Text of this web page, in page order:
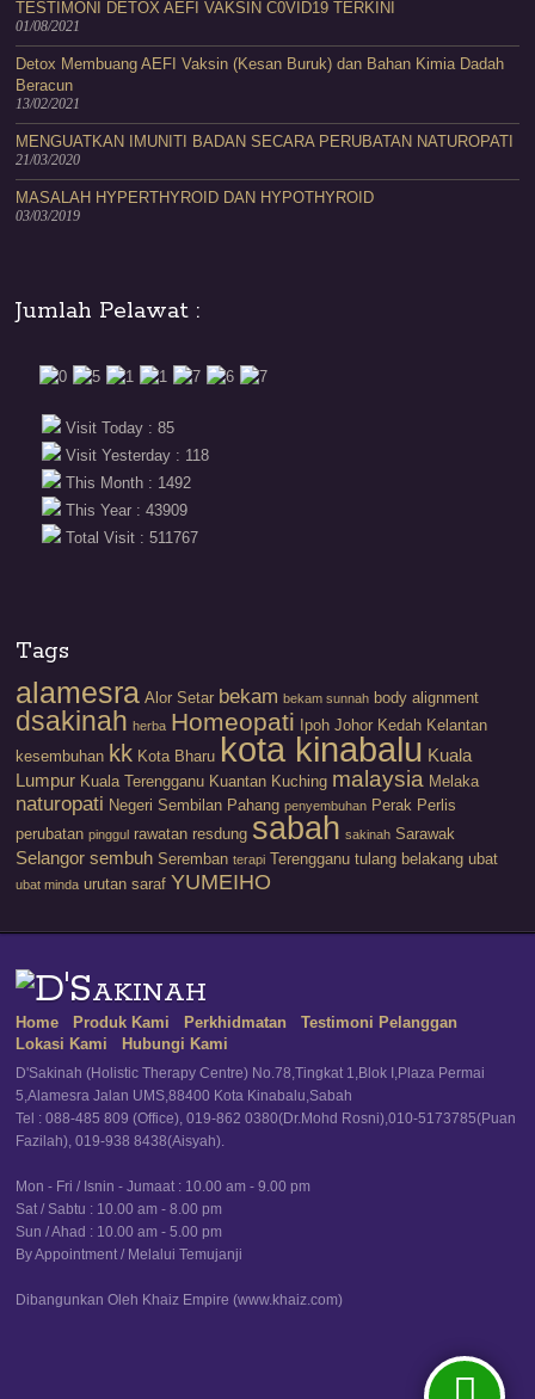
TESTIMONI DETOX AEFI VAKSIN C0VID19 TERKINI
01/08/2021
Detox Membuang AEFI Vaksin (Kesan Buruk) dan Bahan Kimia Dadah
Beracun
13/02/2021
MENGUATKAN IMUNITI BADAN SECARA PERUBATAN NATUROPATI
21/03/2020
MASALAH HYPERTHYROID DAN HYPOTHYROID
03/03/2019
Jumlah Pelawat :
Visit Today : 85
Visit Yesterday : 118
This Month : 1492
This Year : 43909
Total Visit : 511767
Tags
alamesra Alor Setar bekam bekam sunnah body alignment
dsakinah herba Homeopati Ipoh Johor Kedah Kelantan
kesembuhan kk Kota Bharu kota kinabalu Kuala
Lumpur Kuala Terengganu Kuantan Kuching malaysia Melaka
naturopati Negeri Sembilan Pahang penyembuhan Perak Perlis
perubatan pinggul rawatan resdung sabah sakinah Sarawak
Selangor sembuh Seremban terapi Terengganu tulang belakang ubat
ubat minda urutan saraf YUMEIHO
Home Produk Kami Perkhidmatan
Testimoni Pelanggan
Lokasi Kami
Hubungi Kami
D'Sakinah (Holistic Therapy Centre) No.78,Tingkat 1,Blok I,Plaza Permai
5,Alamesra Jalan UMS,88400 Kota Kinabalu,Sabah
Tel : 088-485 809 (Office), 019-862 0380(Dr.Mohd Rosni),010-5173785(Puan
Fazilah), 019-938 8438(Aisyah).
Mon - Fri / Isnin - Jumaat : 10.00 am - 9.00 pm
Sat / Sabtu : 10.00 am - 8.00 pm
Sun / Ahad : 10.00 am - 5.00 pm
By Appointment / Melalui Temujanji
Dibangunkan Oleh Khaiz Empire (www.khaiz.com)